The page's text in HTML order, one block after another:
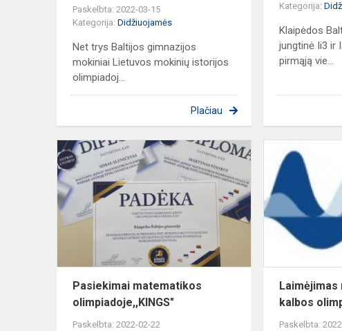
Paskelbta: 2022-03-15
Kategorija: Didžiuojamės
Net trys Baltijos gimnazijos
mokiniai Lietuvos mokinių istorijos
olimpiadoj...
Plačiau
Kategorija:
Klaipėdos
jungtinė Ii3 ir
pirmąją vie...
Pasiekimai
matematikos
Pasiekimai matematikos
olimpiadoje,,KINGS"
Paskelbta: 2022-02-22
kalbos
Paskelbta: